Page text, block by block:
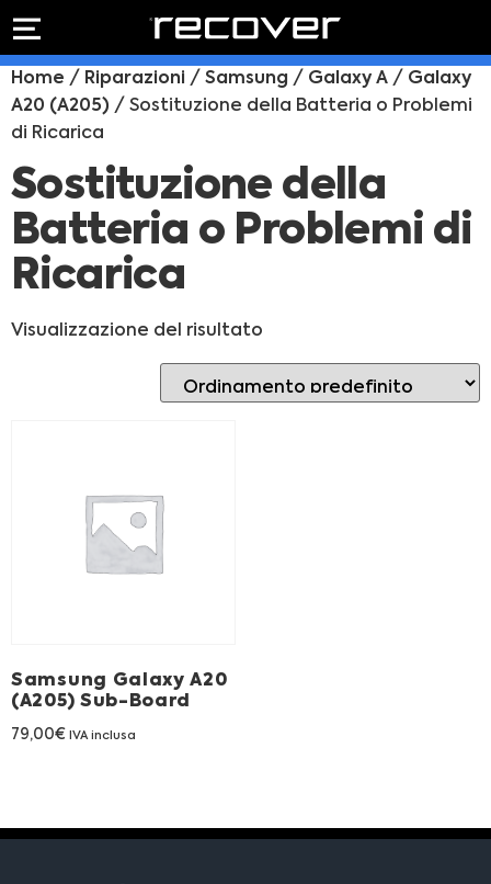
Preventivo online
Shop online
ACQUISTA IPHONE
Rivenditori B2B
Franchising
PREVENTIVO
Preventivo
RIPARAZIONE
IPHONE
schermo
Sostituzione
batteria
Home / Riparazioni / Samsung / Galaxy A / Galaxy
A20 (A205) / Sostituzione della Batteria o Problemi
di Ricarica
Sostituzione della
Batteria o Problemi di
Ricarica
Visualizzazione del risultato
Samsung Galaxy A20
(A205) Sub-Board
79,00€ IVA inclusa